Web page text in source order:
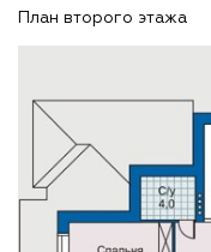
План второго этажа